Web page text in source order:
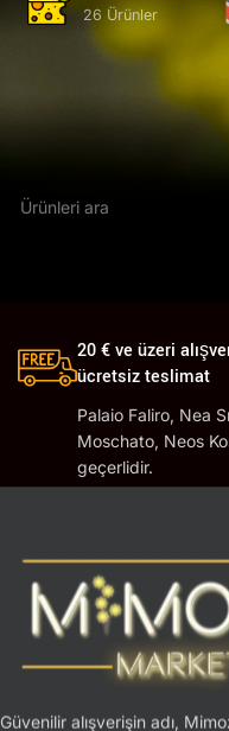
26 Ürünler
Ürünler “tahin
20 € ve üzeri
ücretsiz teslimat
Palaio Faliro, Nea
Moschato, Neos
geçerlidir.
Güvenilir alışverişin adı,